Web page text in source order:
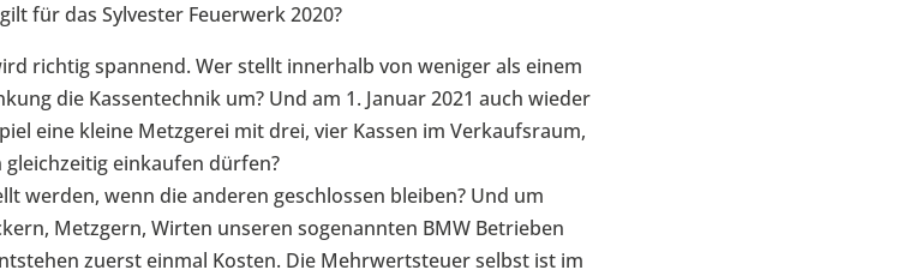
für das Sylvester Feuerwerk 2020?
richtig spannend. Wer stellt innerhalb von weniger als einem
die Kassentechnik um? Und am 1. Januar 2021 auch wieder
eine kleine Metzgerei mit drei, vier Kassen im Verkaufsraum,
einkaufen dürfen?
werden, wenn die anderen geschlossen bleiben? Und um
Metzgern, Wirten unseren sogenannten BMW Betrieben
zuerst einmal Kosten. Die Mehrwertsteuer selbst ist im